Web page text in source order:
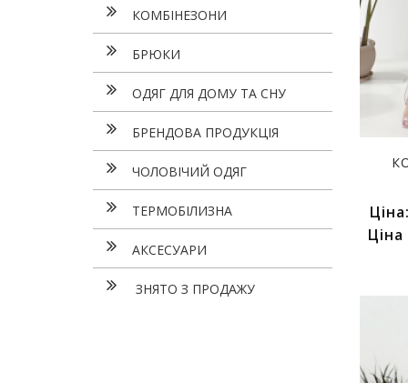
КОМБІНЕЗОНИ
БРЮКИ
ОДЯГ ДЛЯ ДОМУ ТА СНУ
БРЕНДОВА ПРОДУКЦІЯ
ЧОЛОВІЧИЙ ОДЯГ
ТЕРМОБІЛИЗНА
АКСЕСУАРИ
ЗНЯТО З ПРОДАЖУ